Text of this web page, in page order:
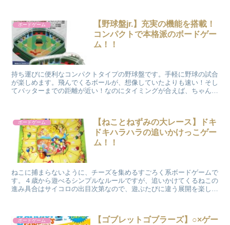
ボードゲーム
【野球盤jr.】充実の機能を搭載！
コンパクトで本格派のボードゲー
ム！！
持ち運びに便利なコンパクトタイプの野球盤です。手軽に野球の試合
が楽しめます。飛んでくるボールが、想像していたよりも速い！そし
てバッターまでの距離が近い！なのにタイミングが合えば、ちゃんと
ボードゲーム
【ねことねずみの大レース】ドキ
ドキハラハラの追いかけっこゲー
ム！！
ねこに捕まらないように、チーズを集めるすごろく系ボードゲームで
す。４歳から遊べるシンプルなルールですが、追いかけてくるねこの
進み具合はサイコロの出目次第なので、遊ぶたびに違う展開を楽しめ
ボードゲーム
【ゴブレットゴブラーズ】○×ゲー